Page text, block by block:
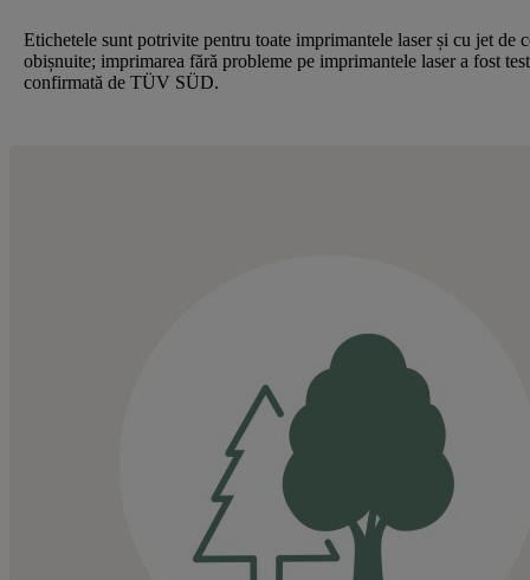
Etichetele sunt potrivite pentru toate imprimantele laser și cu jet de
obișnuite; imprimarea fără probleme pe imprimantele laser a fost
confirmată de TÜV SÜD.